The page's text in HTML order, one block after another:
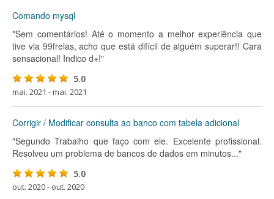
Comando mysql
"Sem comentários! Até o momento a melhor experiência que
tive via 99frelas, acho que está difícil de alguém superar!! Cara
sensacional! Indico d+!"
5.0
mai. 2021 - mai. 2021
Corrigir / Modificar consulta ao banco com tabela adicional
"Segundo Trabalho que faço com ele. Excelente profissional.
Resolveu um problema de bancos de dados em minutos..."
5.0
out. 2020 - out. 2020